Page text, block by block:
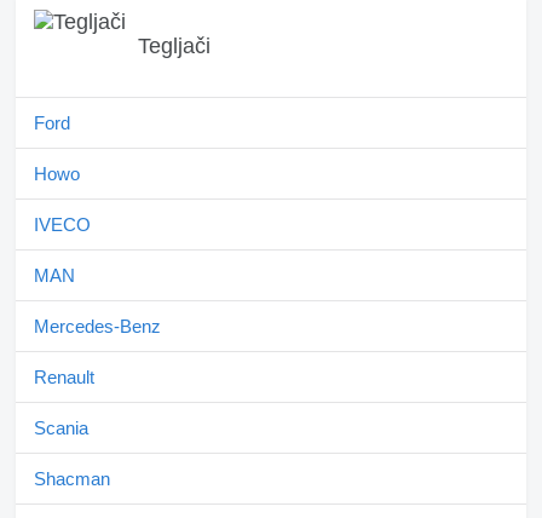
Tegljači
Ford
Howo
IVECO
MAN
Mercedes-Benz
Renault
Scania
Shacman